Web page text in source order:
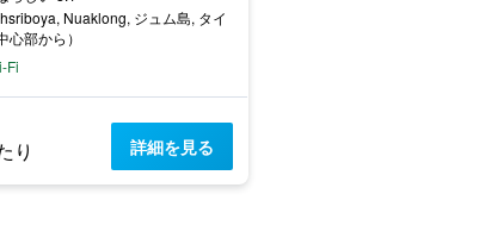
Nuaklong, ジュム島, タイ
心部から）
Fi
り 詳細を見る